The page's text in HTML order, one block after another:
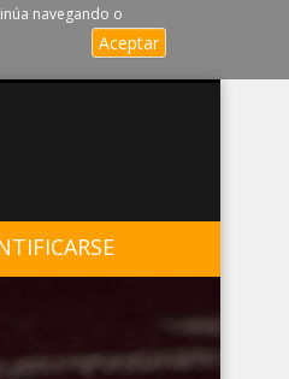
navegando o
Aceptar